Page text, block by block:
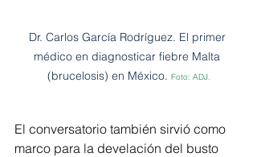
Dr. Carlos García Rodríguez. El primer
médico en diagnosticar fiebre Malta
(brucelosis) en México. Foto: ADJ.
El conversatorio también sirvió como
marco para la develación del busto